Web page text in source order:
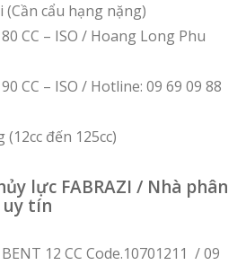
(Cần cẩu hạng nặng)
CC – ISO / Hoang Long Phu
CC – ISO / Hotline: 09 69 09 88
đến 125cc)
lực FABRAZI / Nhà phân
uy tín
12 CC Code.10701211 / 09